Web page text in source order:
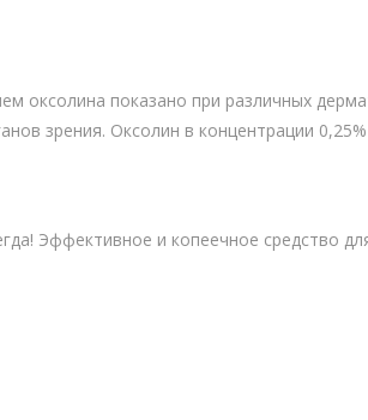
оксолина показано при различных
зрения. Оксолин в концентрации
Эффективное и копеечное средство